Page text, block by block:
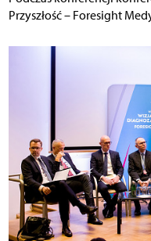
Przyszłość – Foresight